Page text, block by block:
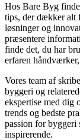
Hos Bare Byg
tips, der dækker alt
løsninger og
præsentere
finde det, du har
erfaren
Vores team af
byggeri og
ekspertise med dig
trends og bedste
passion for byggeri
inspirerende.